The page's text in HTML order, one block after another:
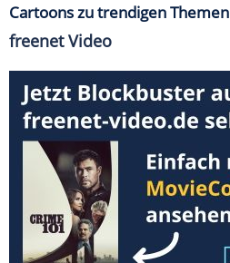
Cartoons zu trendigen Themen
freenet Video